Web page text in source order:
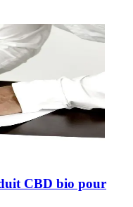
CBD bio pour